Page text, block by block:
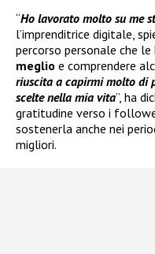
“Ho lavorato molto su me
l’imprenditrice digitale,
percorso personale che le
meglio e comprendere
riuscita a capirmi molto di
scelte nella mia vita”, ha
gratitudine verso i
sostenerla anche nei
migliori.